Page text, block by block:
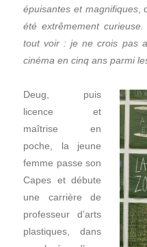
épuisantes et magnifiques,
été extrêmement curieuse.
tout voir : je ne crois pas
cinéma en cinq ans parmi
Deug, puis
licence et
maîtrise en
poche, la jeune
femme passe son
Capes et débute
une carrière de
professeur d’arts
plastiques, dans